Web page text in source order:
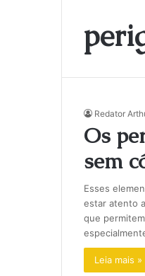
Redator
Os
sem
Esses
estar atento
que
Leia mais »